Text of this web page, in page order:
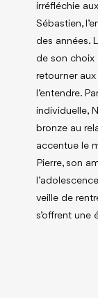
irréfléchie
Sébastien,
des années.
de son
retourner
l’entendre.
individuelle,
bronze au
accentue le
Pierre, son
veille de
s’offrent une